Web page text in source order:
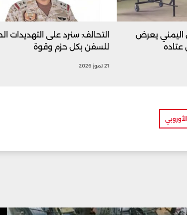
اليمني يعرض
التحالف: سنرد على التهديدات
للسفن بكل حزم وقوة
21 تموز 2026
الأوروبي